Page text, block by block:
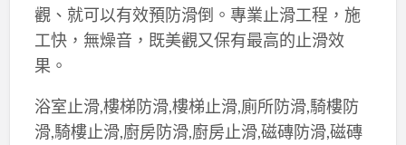
觀、就可以有效預防滑倒。專業止滑工程，施
工快，無燥音，既美觀又保有最高的止滑效
果。
浴室止滑,樓梯防滑,樓梯止滑,廁所防滑,騎樓防
滑,騎樓止滑,廚房防滑,廚房止滑,磁磚防滑,磁磚